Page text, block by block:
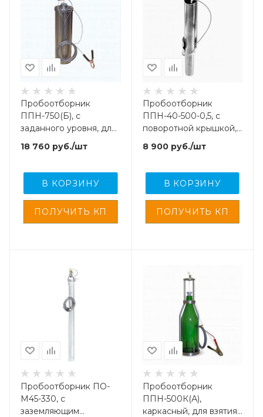
Пробоотборник
ППН-750(Б), с
заданного уровня, для
взятия проб легких
нефти, масел и светлых
18 760 руб./шт
В КОРЗИНУ
Пробоотборник
ППН-40-500-0,5, с
поворотной крышкой,
для взятия проб
нефтепродуктов
8 900руб./шт
В КОРЗИНУ
Пробоотборник ПО-
М45-330, с
заземляющим
Пробоотборник
ППН-500К(А),
каркасный, для взятия